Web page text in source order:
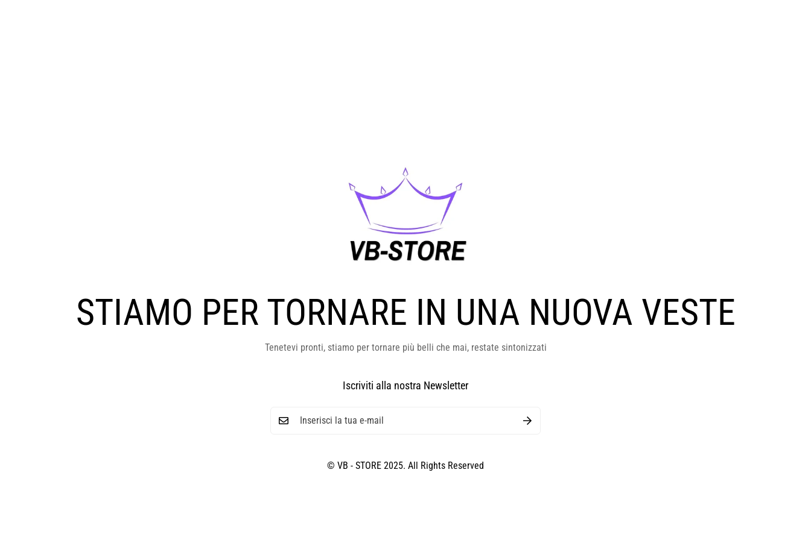
STIAMO PER TORNARE IN UNA NUOVA VESTE
Tenetevi pronti, stiamo per tornare più belli che mai, restate sintonizzati
Iscriviti alla nostra Newsletter
© VB - STORE 2025. All Rights Reserved